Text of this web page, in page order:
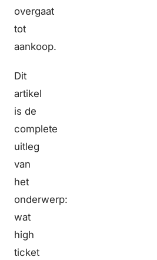
overgaat
tot
aankoop.
Dit
artikel
is de
complete
uitleg
van
het
onderwerp:
wat
high
ticket